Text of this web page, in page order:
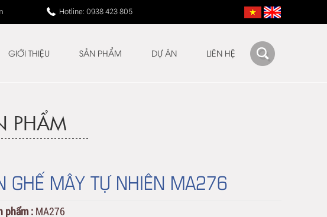
Hotline: 0938 423 805
GIỚI THIỆU SẢN PHẨM DỰ ÁN LIÊN HỆ
PHẨM
GHẾ MÂY TỰ NHIÊN MA276
phẩm : MA276